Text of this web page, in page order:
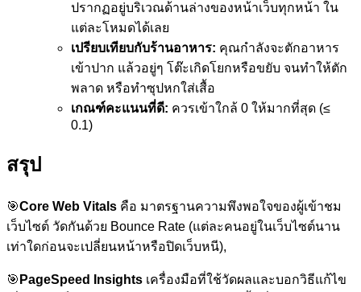
ปรากฏอยู่บริเวณด้านล่างของหน้าเว็บทุกหน้า ใน
แต่ละโหมดได้เลย
เปรียบเทียบกับร้านอาหาร: คุณกำลังจะตักอาหาร
เข้าปาก แล้วอยู่ๆ โต๊ะเกิดโยกหรือขยับ จนทำให้ตัก
พลาด หรือทำซุปหกใส่เสื้อ
เกณฑ์คะแนนที่ดี: ควรเข้าใกล้ 0 ให้มากที่สุด (≤
0.1)
สรุป
🎯Core Web Vitals คือ มาตรฐานความพึงพอใจของผู้เข้าชม
เว็บไซต์ วัดกันด้วย Bounce Rate (แต่ละคนอยู่ในเว็บไซต์นาน
เท่าใดก่อนจะเปลี่ยนหน้าหรือปิดเว็บหนี),
🎯 PageSpeed Insights เครื่องมือที่ใช้วัดผลและบอกวิธีแก้ไข